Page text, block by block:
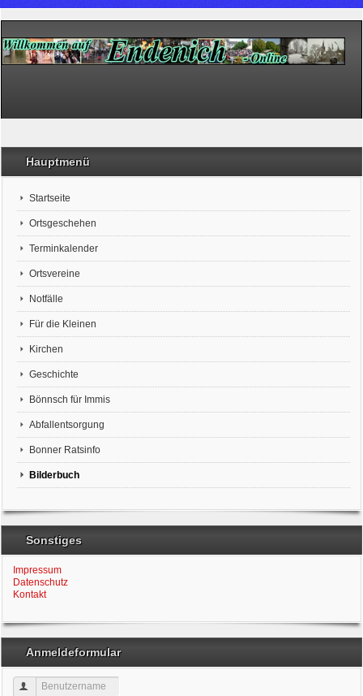
Hauptmenü
Startseite
Ortsgeschehen
Terminkalender
Ortsvereine
Notfälle
Für die Kleinen
Kirchen
Geschichte
Bönnsch für Immis
Abfallentsorgung
Bonner Ratsinfo
Bilderbuch
Sonstiges
Impressum
Datenschutz
Kontakt
Anmeldeformular
Benutzername